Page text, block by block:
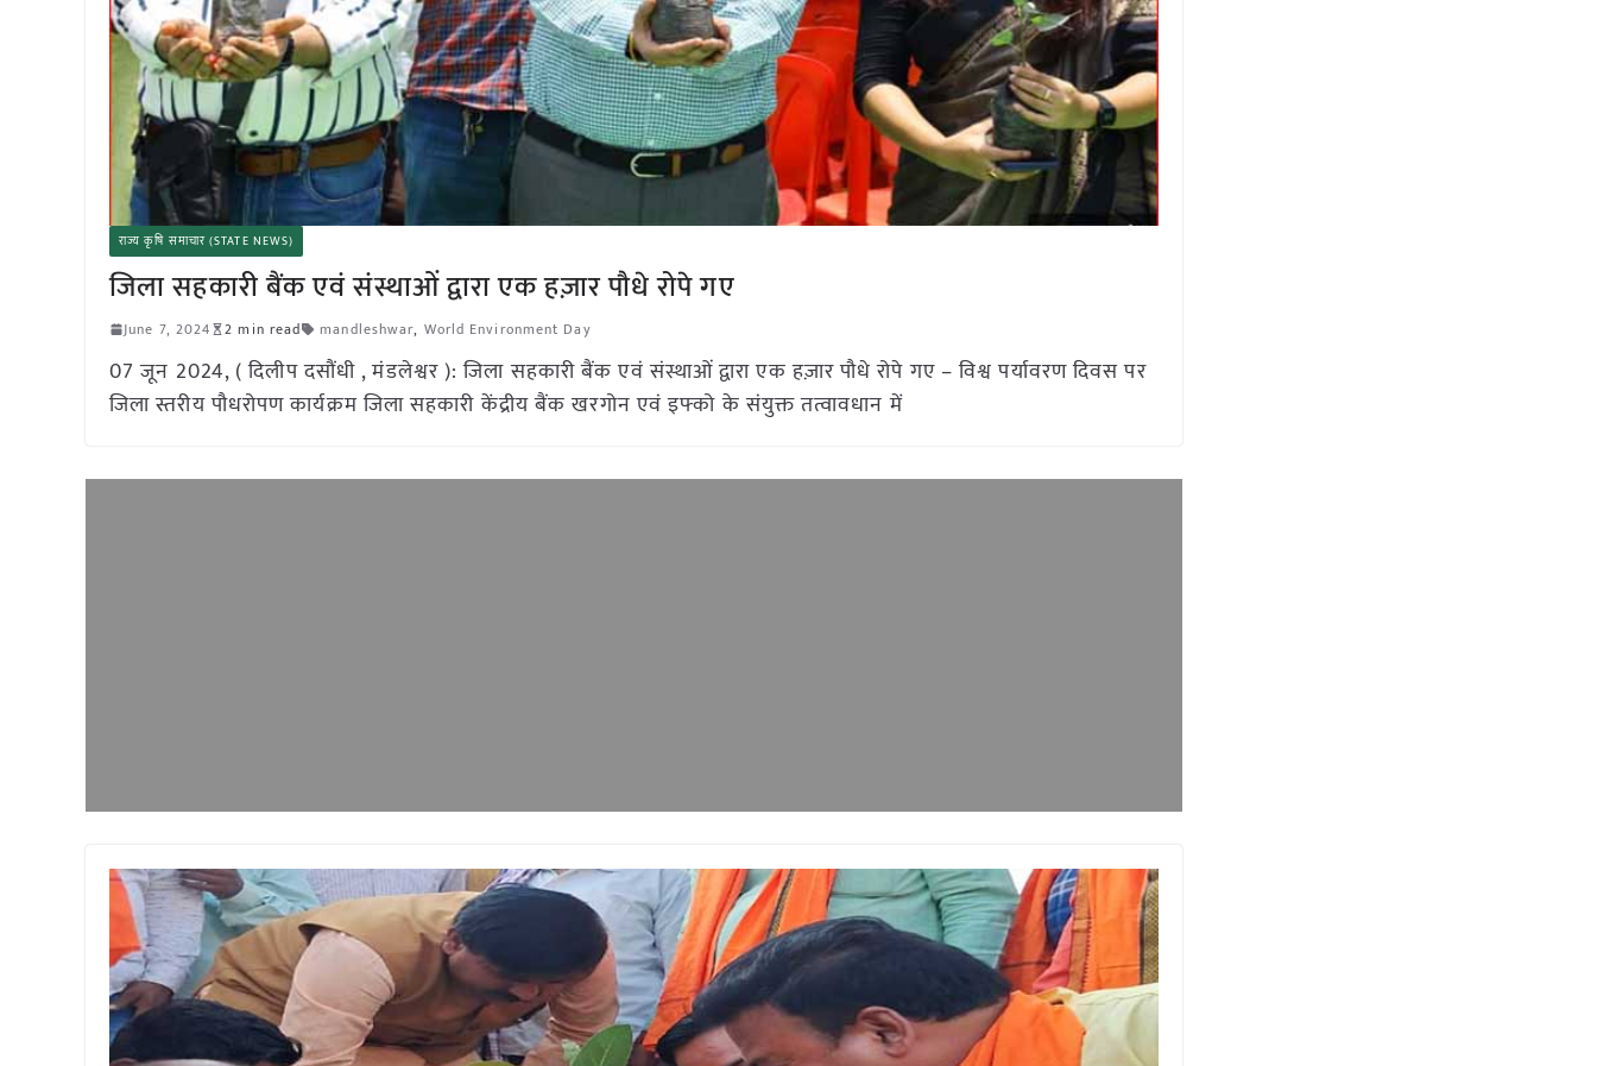
राज्य कृषि समाचार (STATE NEWS)
जिला सहकारी बैंक एवं संस्थाओं द्वारा एक हज़ार पौधे रोपे गए
June 7, 2024 2 min read mandleshwar, World Environment Day
07 जून 2024, ( दिलीप दसौंधी , मंडलेश्वर ): जिला सहकारी बैंक एवं संस्थाओं द्वारा एक हज़ार पौधे रोपे गए – विश्व पर्यावरण दिवस पर
जिला स्तरीय पौधरोपण कार्यक्रम जिला सहकारी केंद्रीय बैंक खरगोन एवं इफ्को के संयुक्त तत्वावधान में